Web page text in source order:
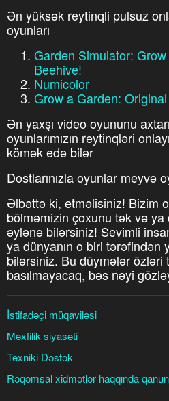
Ən yüksək reytinqli pulsuz
oyunları
Garden Simulator:
Beehive!
Numicolor
Grow a Garden: Original
Ən yaxşı video oyununu
oyunlarımızın reytinqləri
kömək edə bilər
Dostlarınızla oyunlar meyvə
Əlbəttə ki, etməlisiniz! Bizim
bölməmizin çoxunu tək və ya
əylənə bilərsiniz! Sevimli
ya dünyanın o biri tərəfindən
bilərsiniz. Bu düymələr özləri
basılmayacaq, bəs nəyi
İstifadəçi müqaviləsi
Məxfilik siyasəti
Texniki Dəstək
Rəqəmsal xidmətlər haqqında qanun